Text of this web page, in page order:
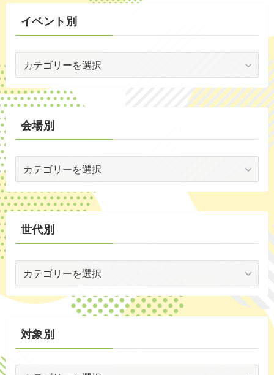
(19)
(1)
(5)
(29)
イベント別
ン
ト
別
会場別
別
世代別
別
対象別